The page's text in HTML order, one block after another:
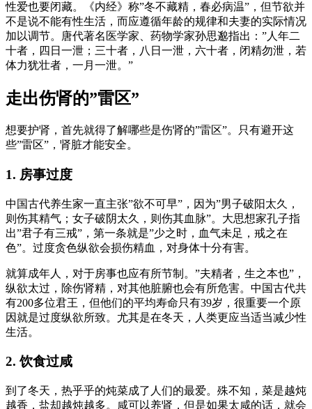
性爱也要闭藏。《内经》称”冬不藏精，春必病温”，但节欲并
不是说不能有性生活，而应遵循年龄的规律和夫妻的实际情况
加以调节。唐代著名医学家、药物学家孙思邈指出：”人年二
十者，四日一泄；三十者，八日一泄，六十者，闭精勿泄，若
体力犹壮者，一月一泄。”
走出伤肾的”雷区”
想要护肾，首先就得了解哪些是伤肾的”雷区”。只有避开这
些”雷区”，肾脏才能安全。
1. 房事过度
中国古代养生家一直主张”欲不可早”，因为”男子破阳太久，
则伤其精气；女子破阴太久，则伤其血脉”。大思想家孔子指
出”君子有三戒”，第一条就是”少之时，血气未足，戒之在
色”。过度贪色纵欲会损伤精血，对身体十分有害。
就算成年人，对于房事也应有所节制。”夫精者，生之本也”，
纵欲太过，除伤肾精，对其他脏腑也会有所危害。中国古代共
有200多位君王，但他们的平均寿命只有39岁，很重要一个原
因就是过度纵欲所致。尤其是在冬天，人类更应当适当减少性
生活。
2. 饮食过咸
到了冬天，热乎乎的炖菜成了人们的最爱。殊不知，菜是越炖
越香，盐却越炖越多。咸可以养肾，但是如果太咸的话，就会